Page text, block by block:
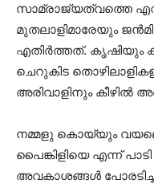
സാമ്രാജ്യത്വത്തെ
മുതലാളിമാരേയും
എതിര്‍ത്തത്. കൃഷിയും
ചെറുകിട
അരിവാളിനും കീഴില്‍
നമ്മളു കൊയ്യും
പൈങ്കിളിയെ എന്ന്
അവകാശങ്ങള്‍ പോരടിച്ച്